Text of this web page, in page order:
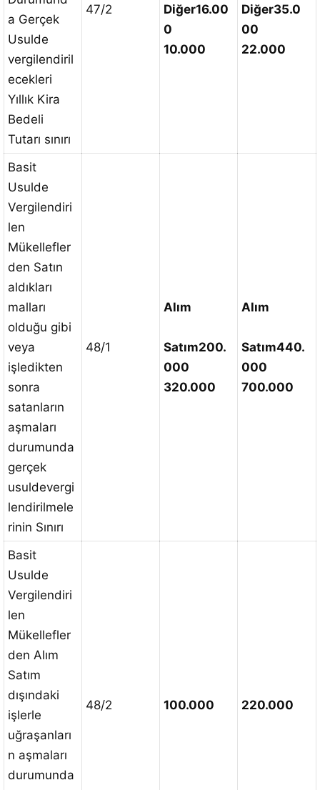
a Gerçek
Usulde
vergilendiril
ecekleri
Yıllık Kira
Bedeli
Tutarı sınırı
47/2
Diğer16.00
0
10.000
Diğer35.0
00
22.000
Basit
Usulde
Vergilendiri
len
Mükellefler
den Satın
aldıkları
malları
olduğu gibi
veya
işledikten
sonra
satanların
aşmaları
durumunda
gerçek
usuldevergi
lendirilmele
rinin Sınırı
48/1
Alım
Satım200.
000
320.000
Alım
Satım440.
000
700.000
Basit
Usulde
Vergilendiri
len
Mükellefler
den Alım
Satım
dışındaki
işlerle
uğraşanları
n aşmaları
durumunda
48/2 100.000 220.000